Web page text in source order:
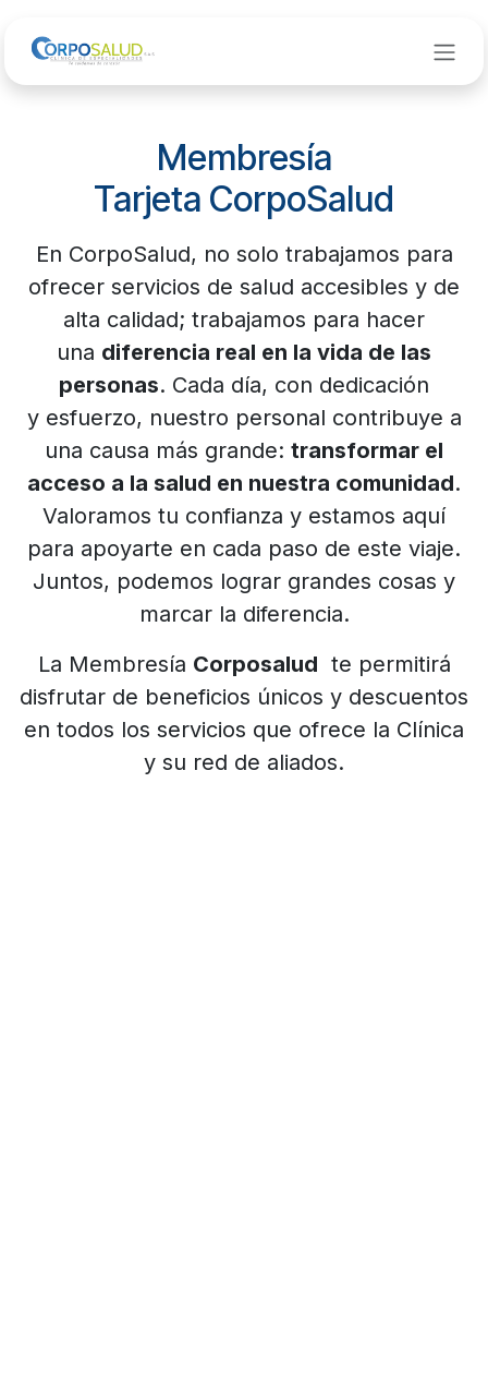
Membresía
Tarjeta CorpoSalud
En CorpoSalud, no solo trabajamos para
ofrecer servicios de salud accesibles y de
alta calidad; trabajamos para hacer
una diferencia real en la vida de las
personas. Cada día, con dedicación
y esfuerzo, nuestro personal contribuye a
una causa más grande: transformar el
acceso a la salud en nuestra comunidad.
Valoramos tu confianza y estamos aquí
para apoyarte en cada paso de este viaje.
Juntos, podemos lograr grandes cosas y
marcar la diferencia.
La Membresía Corposalud te permitirá
disfrutar de beneficios únicos y descuentos
en todos los servicios que ofrece la Clínica
y su red de aliados.